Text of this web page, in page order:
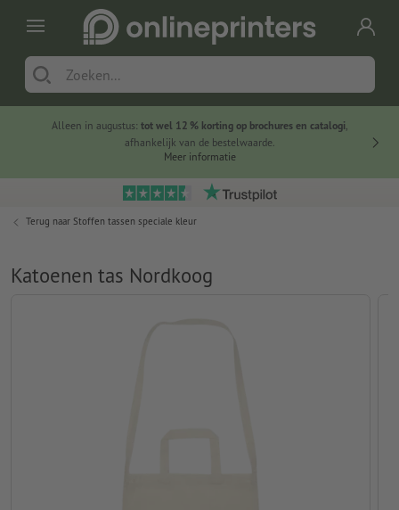
Alleen in augustus: tot wel 12 % korting op brochures en catalogi,
afhankelijk van de bestelwaarde.
Meer informatie
Terug naar Stoffen tassen speciale kleur
Katoenen tas Nordkoog